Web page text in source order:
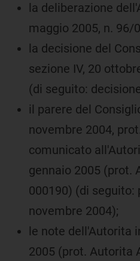
la deliberazione
maggio 2005, n. 96/
la decisione del
sezione IV, 20
(di seguito:
il parere del
novembre 2004,
comunicato
gennaio 2005 (prot.
000190) (di seguito:
novembre 2004);
le note dell'Autorita
2005 (prot. Autorita